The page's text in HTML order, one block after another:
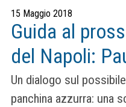
15 Maggio 2018
Guida al
del Napoli:
Un dialogo sul
panchina azzurra: una